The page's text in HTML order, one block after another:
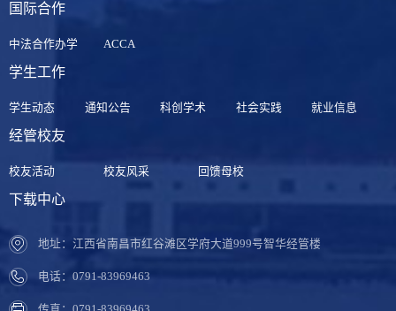
国际合作
中法合作办学 ACCA
学生工作
学生动态 通知公告 科创学术 社会实践 就业信息
经管校友
校友活动 校友风采 回馈母校
下载中心
地址：江西省南昌市红谷滩区学府大道999号智华经管楼
电话：0791-83969463